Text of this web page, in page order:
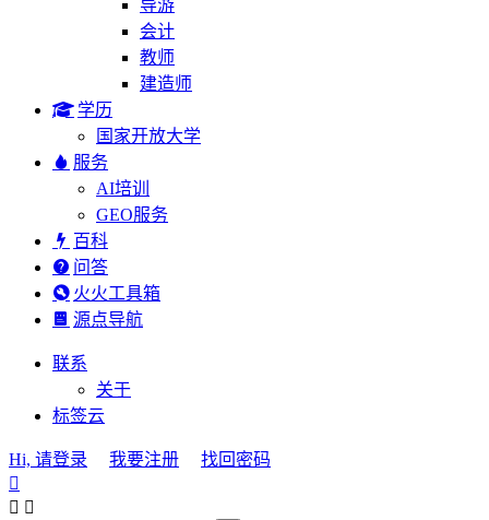
导游
会计
教师
建造师
学历
国家开放大学
服务
AI培训
GEO服务
百科
问答
火火工具箱
源点导航
联系
关于
标签云
Hi, 请登录 我要注册
找回密码

 